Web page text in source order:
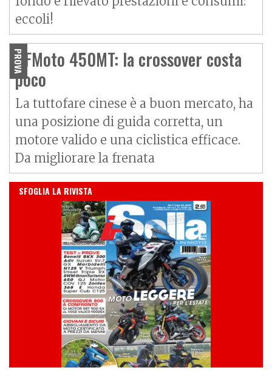
eccoli!
PROVA
CFMoto 450MT: la crossover costa
poco
La tuttofare cinese è a buon mercato, ha
una posizione di guida corretta, un
motore valido e una ciclistica efficace.
Da migliorare la frenata
IN EDICOLA
SFOGLIA LA RIVISTA